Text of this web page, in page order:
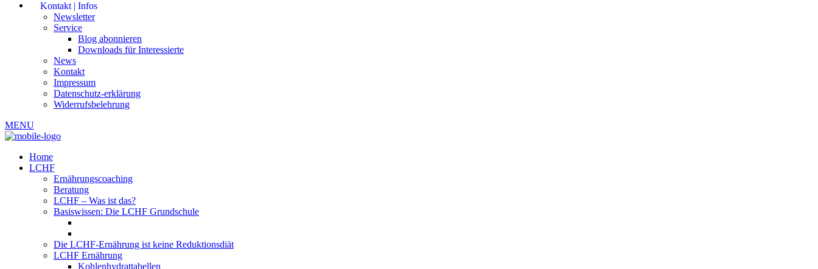
Kontakt | Infos
Newsletter
Service
Blog abonnieren
Downloads für Interessierte
News
Kontakt
Impressum
Datenschutz-erklärung
Widerrufsbelehrung
MENU
Home
LCHF
Ernährungscoaching
Beratung
LCHF – Was ist das?
Basiswissen: Die LCHF Grundschule
Die LCHF-Ernährung ist keine Reduktionsdiät
LCHF Ernährung
Kohlenhydrattabellen